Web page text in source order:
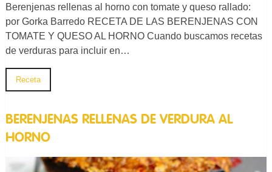
Berenjenas rellenas al horno con tomate y queso rallado:
por Gorka Barredo RECETA DE LAS BERENJENAS CON
TOMATE Y QUESO AL HORNO Cuando buscamos recetas
de verduras para incluir en…
Receta
BERENJENAS RELLENAS DE VERDURA AL
HORNO